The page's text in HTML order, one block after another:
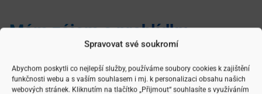
Spravovat své soukromí
Abychom poskytli co nejlepší služby, používáme soubory cookies k zajištění
funkčnosti webu a s vaším souhlasem i mj. k personalizaci obsahu našich
webových stránek. Kliknutím na tlačítko „Přijmout“ souhlasíte s využíváním
Mám zájem o prohlídku